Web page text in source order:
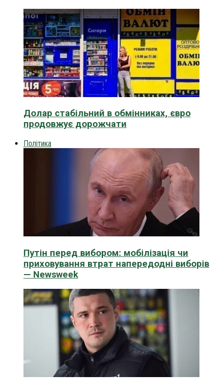
Долар стабільний в обмінниках, євро
продовжує дорожчати
Політика
Путін перед вибором: мобілізація чи
приховування втрат напередодні виборів
— Newsweek